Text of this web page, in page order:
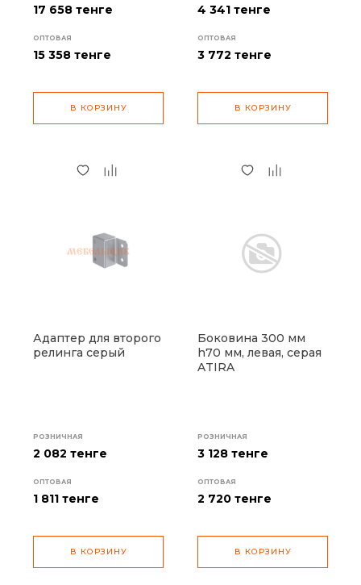
17 658 тенге
ОПТОВАЯ
15 358 тенге
В КОРЗИНУ
4 341 тенге
ОПТОВАЯ
3 772 тенге
В КОРЗИНУ
Адаптер для второго
релинга серый
РОЗНИЧНАЯ
2 082 тенге
ОПТОВАЯ
1 811 тенге
В КОРЗИНУ
Боковина 300 мм
h70 мм, левая, серая
ATIRA
РОЗНИЧНАЯ
3 128 тенге
ОПТОВАЯ
2 720 тенге
В КОРЗИНУ